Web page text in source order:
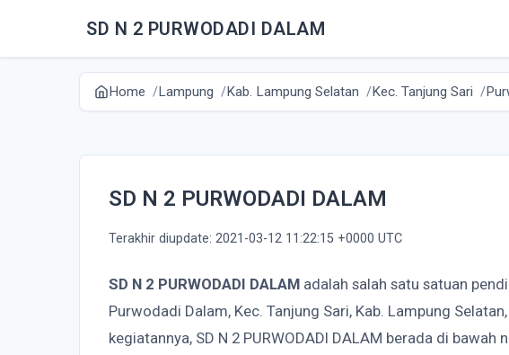
SD N 2 PURWODADI DALAM
Home Lampung Kab. Lampung Selatan Kec. Tanjung Sari
SD N 2 PURWODADI DALAM
Terakhir diupdate: 2021-03-12 11:22:15 +0000 UTC
SD N 2 PURWODADI DALAM adalah salah satu satuan
Purwodadi Dalam, Kec. Tanjung Sari, Kab. Lampung
kegiatannya, SD N 2 PURWODADI DALAM berada di